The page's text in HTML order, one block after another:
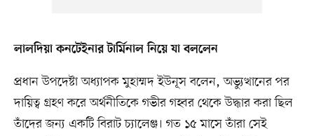
লালদিয়া কনটেইনার টার্মিনাল নিয়ে যা বললেন
প্রধান উপদেষ্টা অধ্যাপক মুহাম্মদ ইউনূস বলেন, অভ্যুত্থানের পর
দায়িত্ব গ্রহণ করে অর্থনীতিকে গভীর গহ্বর থেকে উদ্ধার করা ছিল
তাঁদের জন্য একটি বিরাট চ্যালেঞ্জ। গত ১৫ মাসে তাঁরা সেই